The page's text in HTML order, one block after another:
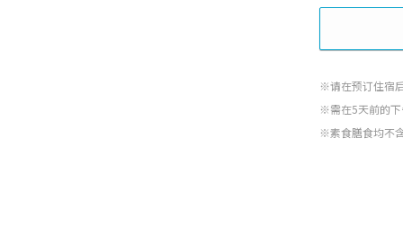
※请在预订住宿
※需在5天前的
※素食膳食均不